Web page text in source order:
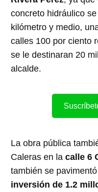
concreto hidráulico
kilómetro y medio,
calles 100 por ciento
se le destinaran 20
alcalde.
La obra pública
Caleras en lacalle 6
también se
inversión de 1.2